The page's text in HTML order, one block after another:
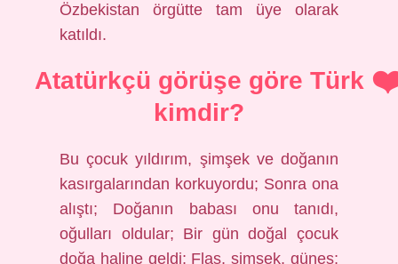
Özbekistan örgütte tam üye olarak
katıldı.
Atatürkçü görüşe göre Türk
kimdir?
Bu çocuk yıldırım, şimşek ve doğanın
kasırgalarından korkuyordu; Sonra ona
alıştı; Doğanın babası onu tanıdı,
oğulları oldular; Bir gün doğal çocuk
doğa haline geldi; Flaş, şimşek, güneş;